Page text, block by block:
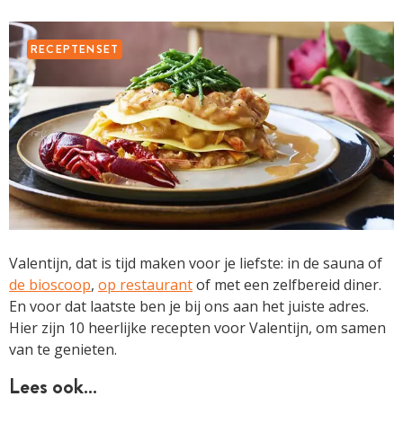
RECEPTENSET
Valentijn, dat is tijd maken voor je liefste: in de sauna of
de bioscoop, op restaurantof met een zelfbereid diner.
En voor dat laatste ben je bij ons aan het juiste adres.
Hier zijn 10 heerlijke recepten voor Valentijn, om samen
van te genieten.
Lees ook…